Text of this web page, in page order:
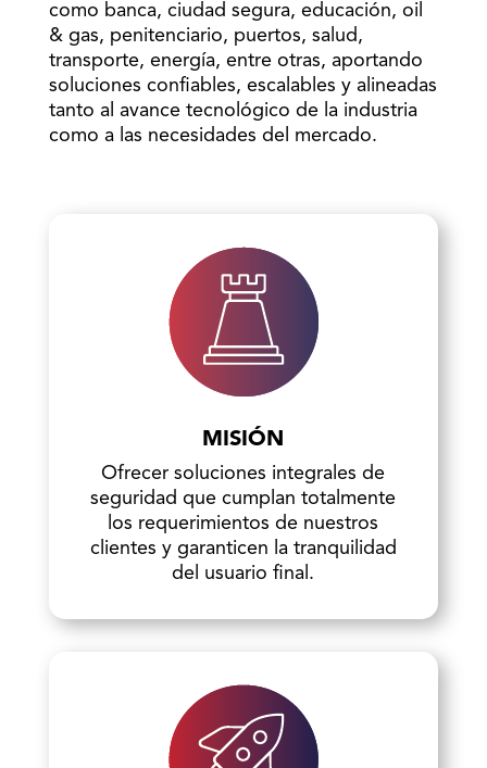
como banca, ciudad segura, educación, oil
& gas, penitenciario, puertos, salud,
transporte, energía, entre otras, aportando
soluciones confiables, escalables y alineadas
tanto al avance tecnológico de la industria
como a las necesidades del mercado.
MISIÓN
Ofrecer soluciones integrales de
seguridad que cumplan totalmente
los requerimientos de nuestros
clientes y garanticen la tranquilidad
del usuario final.